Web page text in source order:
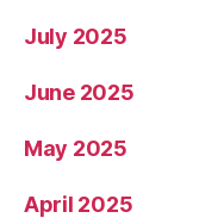
July 2025
June 2025
May 2025
April 2025